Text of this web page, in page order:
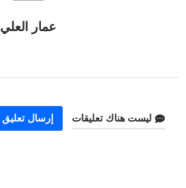
عمار العلي
ليست هناك تعليقات إرسال تعليق